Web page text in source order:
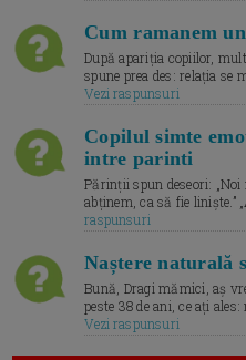
Cum ramanem
După apariția copiilor,
spune prea des: relația se
Vezi raspunsuri
Copilul simte
intre parinti
Părinții spun deseori:
abținem, ca să fie liniște.”
raspunsuri
Naștere naturală
Bună, Dragi mămici, aș
peste 38 de ani, ce ați
Vezi raspunsuri